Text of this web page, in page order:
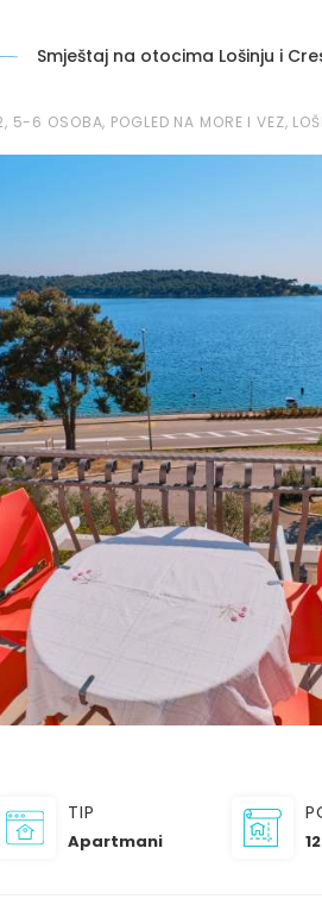
Smještaj na otocima Lošinju i
5-6 OSOBA, POGLED NA MORE I VEZ,
TIP
Apartmani